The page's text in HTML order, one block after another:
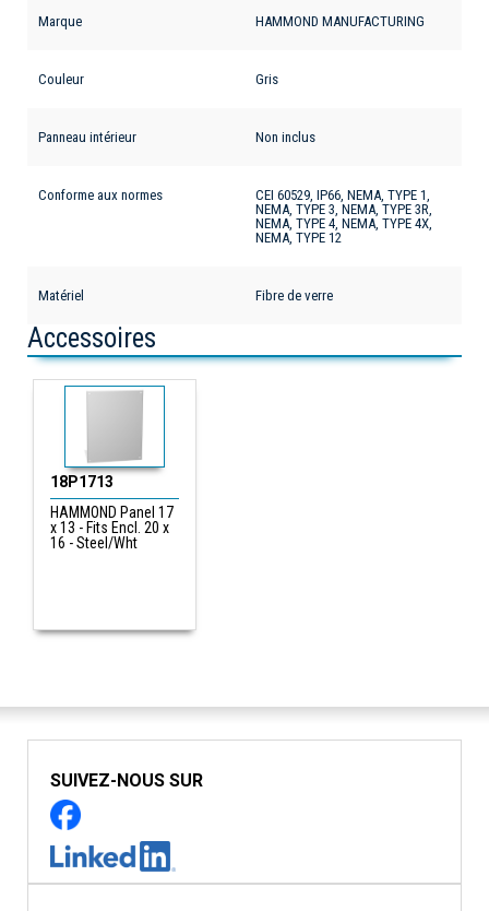
Marque HAMMOND MANUFACTURING
Couleur Gris
Panneau intérieur Non inclus
Conforme aux normes
CEI 60529, IP66, NEMA, TYPE 1,
NEMA, TYPE 3, NEMA, TYPE 3R,
NEMA, TYPE 4, NEMA, TYPE 4X,
NEMA, TYPE 12
Matériel Fibre de verre
Accessoires
18P1713
HAMMOND Panel 17
x 13 - Fits Encl. 20 x
16 - Steel/Wht
SUIVEZ-NOUS SUR